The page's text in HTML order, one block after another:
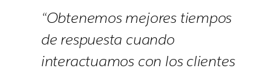
“Obtenemos mejores tiempos
de respuesta cuando
interactuamos con los clientes